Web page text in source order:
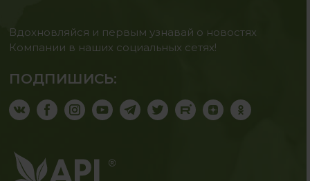
Вдохновляйся и первым узнавай о новостях
Компании в наших социальных сетях!
ПОДПИШИСЬ: